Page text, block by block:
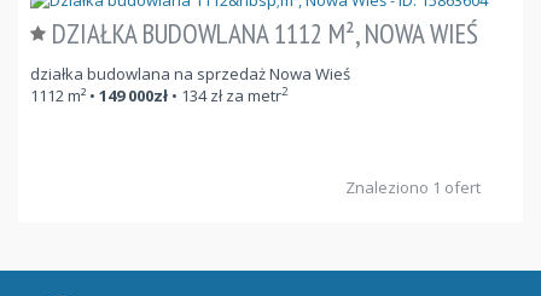
DZIAŁKA BUDOWLANA 1112 M², NOWA WIEŚ
działka budowlana na sprzedaż Nowa Wieś
1112m² • 149 000zł • 134zł za metr2
Znaleziono 1 ofert